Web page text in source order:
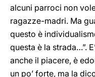
alcuni parroci non
ragazze-madri. Ma
questo è
questa è la strada…”.
anche il piacere, è
un po’ forte, ma la